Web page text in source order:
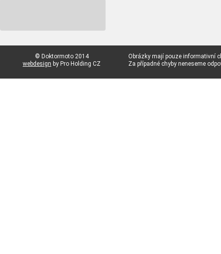
© Doktormoto 2014
webdesign by Pro Holding CZ
Obrázky mají pouze informativní
Za případné chyby neneseme